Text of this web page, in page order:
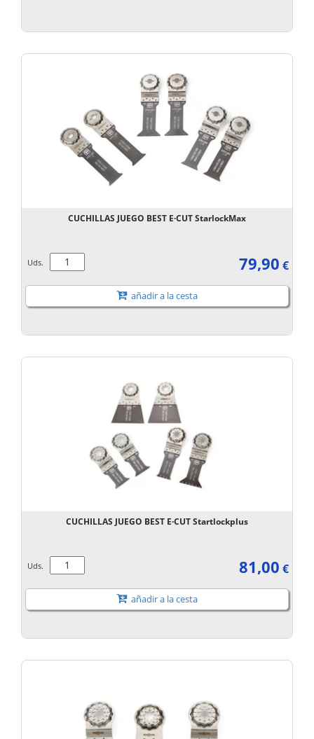
CUCHILLAS JUEGO BEST E·CUT StarlockMax
Uds. 79,90 €
añadir a la cesta
CUCHILLAS JUEGO BEST E·CUT Startlockplus
Uds. 81,00 €
añadir a la cesta